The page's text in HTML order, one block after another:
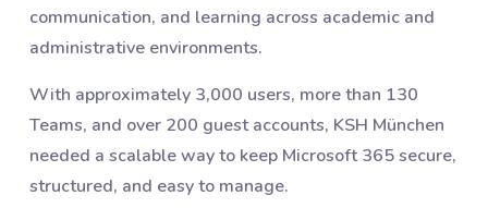
communication, and learning across academic and
administrative environments.
With approximately 3,000 users, more than 130
Teams, and over 200 guest accounts, KSH München
needed a scalable way to keep Microsoft 365 secure,
structured, and easy to manage.